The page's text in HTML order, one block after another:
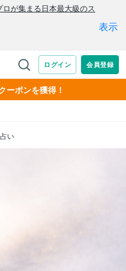
ーポンを獲得！
占い